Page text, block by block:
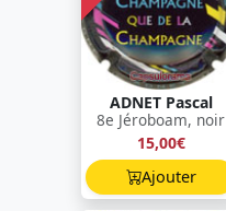
ADNET Pascal
8e Jéroboam, noir
15,00€
Ajouter